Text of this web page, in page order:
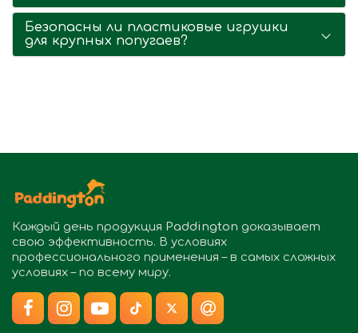
Безопасны ли пластиковые игрушки
для крупных попугаев?
Каждый день продукция Paddington доказывает
свою эффективность. В условиях
профессионального применения – в самых сложных
условиях – по всему миру.